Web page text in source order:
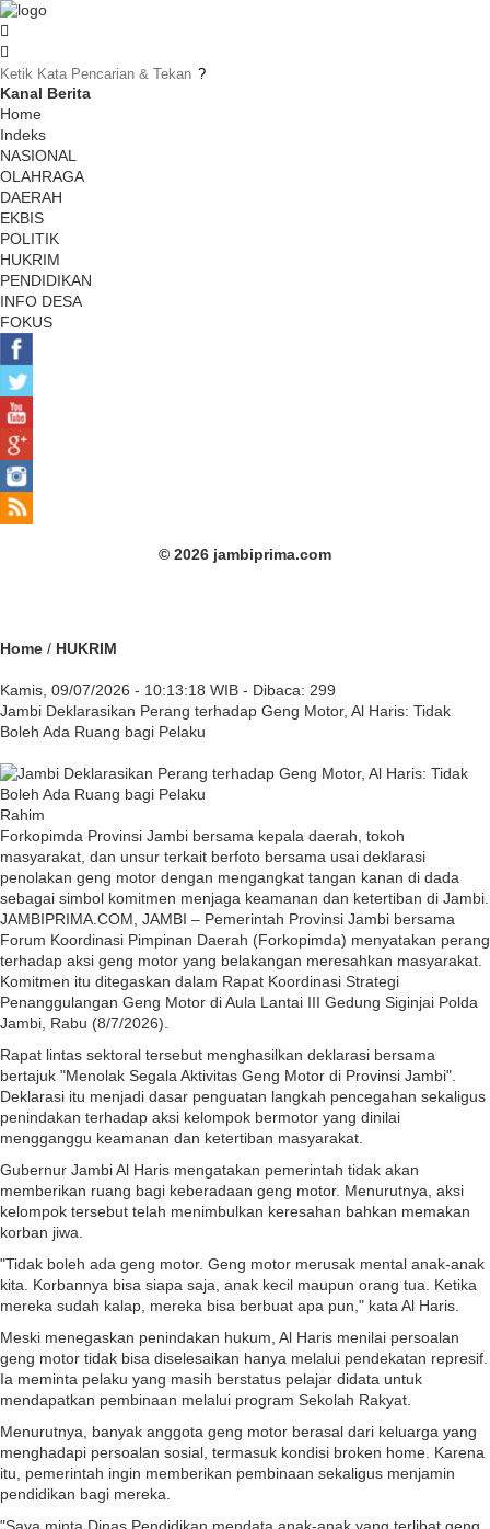
Kanal Berita
Home
Indeks
NASIONAL
OLAHRAGA
DAERAH
EKBIS
POLITIK
HUKRIM
PENDIDIKAN
INFO DESA
FOKUS
© 2026 jambiprima.com
Home / HUKRIM
Kamis, 09/07/2026 - 10:13:18 WIB - Dibaca: 299
Jambi Deklarasikan Perang terhadap Geng Motor, Al Haris: Tidak
Boleh Ada Ruang bagi Pelaku
Rahim
Forkopimda Provinsi Jambi bersama kepala daerah, tokoh
masyarakat, dan unsur terkait berfoto bersama usai deklarasi
penolakan geng motor dengan mengangkat tangan kanan di dada
sebagai simbol komitmen menjaga keamanan dan ketertiban di Jambi.
JAMBIPRIMA.COM, JAMBI – Pemerintah Provinsi Jambi bersama
Forum Koordinasi Pimpinan Daerah (Forkopimda) menyatakan perang
terhadap aksi geng motor yang belakangan meresahkan masyarakat.
Komitmen itu ditegaskan dalam Rapat Koordinasi Strategi
Penanggulangan Geng Motor di Aula Lantai III Gedung Siginjai Polda
Jambi, Rabu (8/7/2026).
Rapat lintas sektoral tersebut menghasilkan deklarasi bersama
bertajuk "Menolak Segala Aktivitas Geng Motor di Provinsi Jambi".
Deklarasi itu menjadi dasar penguatan langkah pencegahan sekaligus
penindakan terhadap aksi kelompok bermotor yang dinilai
mengganggu keamanan dan ketertiban masyarakat.
Gubernur Jambi Al Haris mengatakan pemerintah tidak akan
memberikan ruang bagi keberadaan geng motor. Menurutnya, aksi
kelompok tersebut telah menimbulkan keresahan bahkan memakan
korban jiwa.
"Tidak boleh ada geng motor. Geng motor merusak mental anak-anak
kita. Korbannya bisa siapa saja, anak kecil maupun orang tua. Ketika
mereka sudah kalap, mereka bisa berbuat apa pun," kata Al Haris.
Meski menegaskan penindakan hukum, Al Haris menilai persoalan
geng motor tidak bisa diselesaikan hanya melalui pendekatan represif.
Ia meminta pelaku yang masih berstatus pelajar didata untuk
mendapatkan pembinaan melalui program Sekolah Rakyat.
Menurutnya, banyak anggota geng motor berasal dari keluarga yang
menghadapi persoalan sosial, termasuk kondisi broken home. Karena
itu, pemerintah ingin memberikan pembinaan sekaligus menjamin
pendidikan bagi mereka.